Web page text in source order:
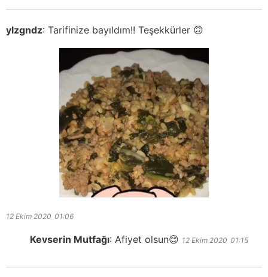
ylzgndz: Tarifinize bayıldım!! Teşekkürler 🙃
12 Ekim 2020 01:06
Kevserin Mutfağı: Afiyet olsun😊 12 Ekim 2020 01:15